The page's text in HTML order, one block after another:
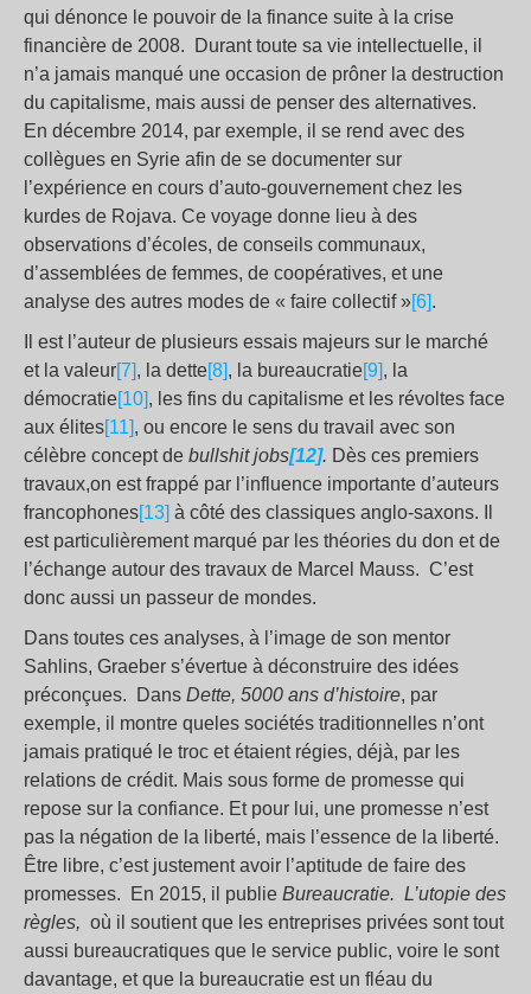
qui dénonce le pouvoir de la finance suite à la crise
financière de 2008. Durant toute sa vie intellectuelle, il
n’a jamais manqué une occasion de prôner la destruction
du capitalisme, mais aussi de penser des alternatives.
En décembre 2014, par exemple, il se rend avec des
collègues en Syrie afin de se documenter sur
l’expérience en cours d’auto-gouvernement chez les
kurdes de Rojava. Ce voyage donne lieu à des
observations d’écoles, de conseils communaux,
d’assemblées de femmes, de coopératives, et une
analyse des autres modes de « faire collectif »[6].
Il est l’auteur de plusieurs essais majeurs sur le marché
et la valeur[7], la dette[8], la bureaucratie[9], la
démocratie[10], les fins du capitalisme et les révoltes face
aux élites[11], ou encore le sens du travail avec son
célèbre concept de bullshit jobs[12]. Dès ces premiers
travaux,on est frappé par l’influence importante d’auteurs
francophones[13] à côté des classiques anglo-saxons. Il
est particulièrement marqué par les théories du don et de
l’échange autour des travaux de Marcel Mauss. C’est
donc aussi un passeur de mondes.
Dans toutes ces analyses, à l’image de son mentor
Sahlins, Graeber s’évertue à déconstruire des idées
préconçues. Dans Dette, 5000 ans d’histoire, par
exemple, il montre queles sociétés traditionnelles n’ont
jamais pratiqué le troc et étaient régies, déjà, par les
relations de crédit. Mais sous forme de promesse qui
repose sur la confiance. Et pour lui, une promesse n’est
pas la négation de la liberté, mais l’essence de la liberté.
Être libre, c’est justement avoir l’aptitude de faire des
promesses. En 2015, il publie Bureaucratie. L’utopie des
règles, où il soutient que les entreprises privées sont tout
aussi bureaucratiques que le service public, voire le sont
davantage, et que la bureaucratie est un fléau du